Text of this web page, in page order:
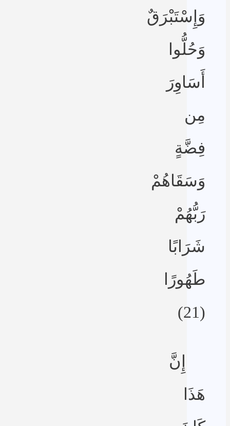
وَإِسْتَبْرَقٌ
وَحُلُّوا
أَسَاوِرَ
مِن
فِضَّةٍ
وَسَقَاهُمْ
رَبُّهُمْ
شَرَابًا
طَهُورًا
(21)
إِنَّ
هَذَا